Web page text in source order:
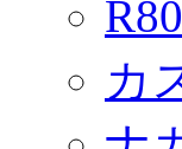
カ